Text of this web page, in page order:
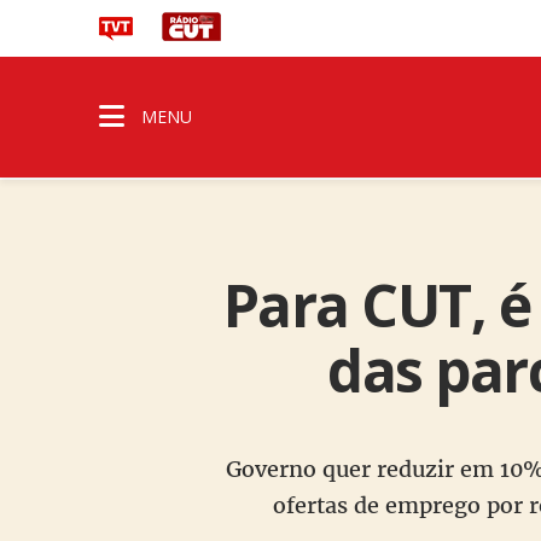
MENU
Para CUT,
das
Governo quer reduzir em
ofertas de emprego por